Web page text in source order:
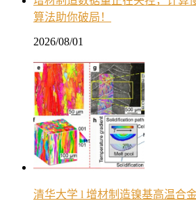
算法助你破局！
2026/08/01
清华大学 l 增材制造镍基高温合